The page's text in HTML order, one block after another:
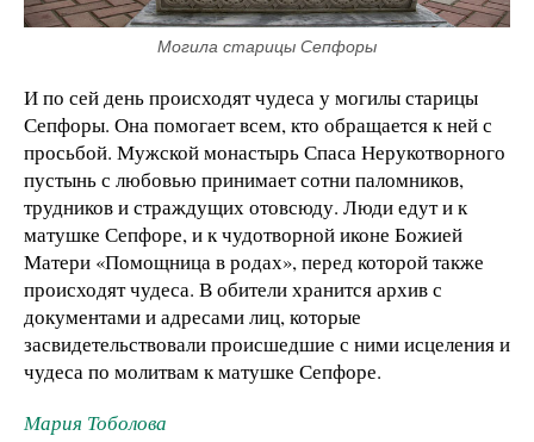
Могила старицы Сепфоры
И по сей день происходят чудеса у могилы старицы
Сепфоры. Она помогает всем, кто обращается к ней с
просьбой. Мужской монастырь Спаса Нерукотворного
пустынь с любовью принимает сотни паломников,
трудников и страждущих отовсюду. Люди едут и к
матушке Сепфоре, и к чудотворной иконе Божией
Матери «Помощница в родах», перед которой также
происходят чудеса. В обители хранится архив с
документами и адресами лиц, которые
засвидетельствовали происшедшие с ними исцеления и
чудеса по молитвам к матушке Сепфоре.
Мария Тоболова